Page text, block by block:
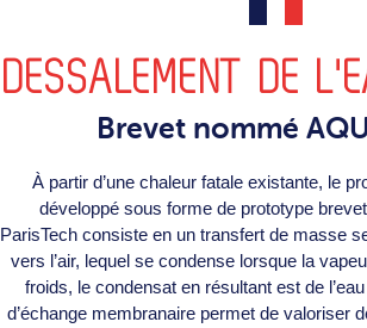
DESSALEMENT DE
Brevet nommé
À partir d’une chaleur fatale existante, le
développé sous forme de prototype
ParisTech consiste en un transfert de masse
vers l’air, lequel se condense lorsque la
froids, le condensat en résultant est de
d’échange membranaire permet de valoriser